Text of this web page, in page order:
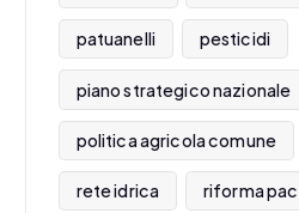
patuanelli pesticidi
piano strategico nazionale
politica agricola comune
rete idrica riforma pac